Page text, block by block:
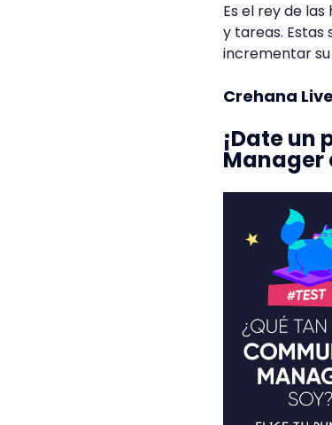
Es el rey de
y tareas.
incrementar
Crehana
¡Date
Manager